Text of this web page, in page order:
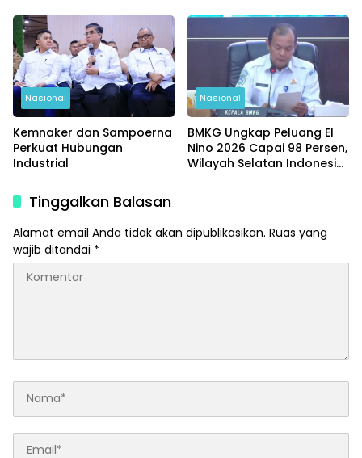
Nasional
Kemnaker dan Sampoerna
Perkuat Hubungan
Industrial
Nasional
BMKG Ungkap Peluang El
Nino 2026 Capai 98 Persen,
Wilayah Selatan Indonesia
Tinggalkan Balasan
Alamat email Anda tidak akan dipublikasikan. Ruas yang
wajib ditandai *